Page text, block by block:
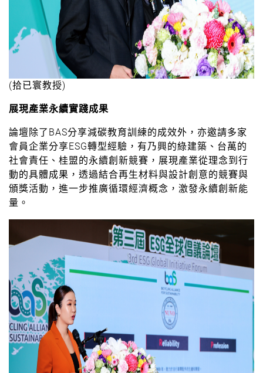
(拾已寰教授)
展現產業永續實踐成果
論壇除了BAS分享減碳教育訓練的成效外，亦邀請多家
會員企業分享ESG轉型經驗，有乃興的綠建築、台萬的
社會責任、桂盟的永續創新競賽，展現產業從理念到行
動的具體成果，透過結合再生材料與設計創意的競賽與
頒獎活動，進一步推廣循環經濟概念，激發永續創新能
量。